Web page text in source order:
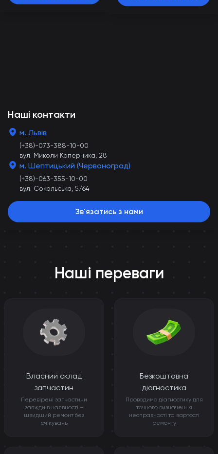
Наші контакти
м. Львів
(+38)-073-388-10-00
вул. Миколи Коперника, 28
м. Шептицький (Червоноград)
(+38)-063-355-10-00
вул. Сокальська, 5/64
Зв'язатись з нами
Наші переваги
Власний склад
запчастин
Перевірені запчастини
завжди в наявності –
швидший ремонт без
очікувань
Безкоштовна
діагностика
Проводимо діагностику для
точного визначення
несправності та вартості
ремонту